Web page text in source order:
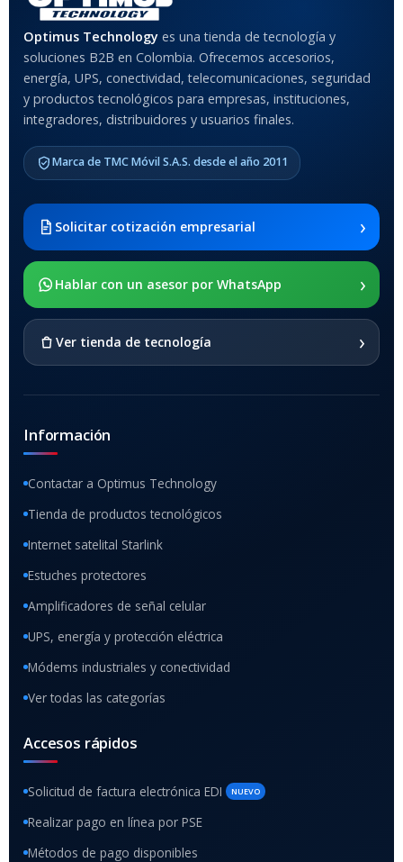
Anti-Shock
MODELO DE TABLETS
COMPATIBLES
2021 SM-x200 / Samsung
Galaxy Tab A8 10.5 2021 SM-
x205
SOPORTE DE APOYO
Optimus Technology es una tienda de tecnología y
soluciones B2B en Colombia. Ofrecemos accesorios,
energía, UPS, conectividad, telecomunicaciones, seguridad
y productos tecnológicos para empresas, instituciones,
integradores, distribuidores y usuarios finales.
Marca de TMC Móvil S.A.S. desde el año 2011
Solicitar cotización empresarial ›
Hablar con un asesor por WhatsApp ›
Ver tienda de tecnología ›
Información
Contactar a Optimus Technology
Tienda de productos tecnológicos
Internet satelital Starlink
Estuches protectores
Amplificadores de señal celular
UPS, energía y protección eléctrica
Módems industriales y conectividad
Ver todas las categorías
Accesos rápidos
Solicitud de factura electrónica EDI NUEVO
Realizar pago en línea por PSE
Métodos de pago disponibles